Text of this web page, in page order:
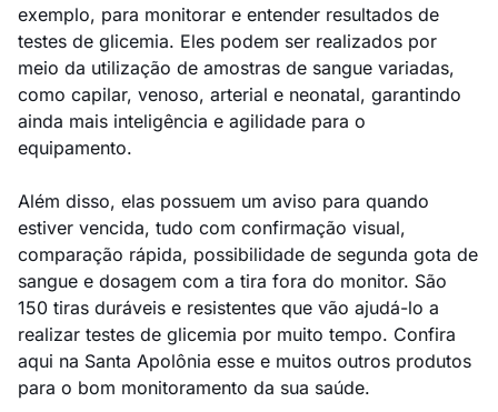
exemplo, para monitorar e entender resultados de
testes de glicemia. Eles podem ser realizados por
meio da utilização de amostras de sangue variadas,
como capilar, venoso, arterial e neonatal, garantindo
ainda mais inteligência e agilidade para o
equipamento.
Além disso, elas possuem um aviso para quando
estiver vencida, tudo com confirmação visual,
comparação rápida, possibilidade de segunda gota de
sangue e dosagem com a tira fora do monitor. São
150 tiras duráveis e resistentes que vão ajudá-lo a
realizar testes de glicemia por muito tempo. Confira
aqui na Santa Apolônia esse e muitos outros produtos
para o bom monitoramento da sua saúde.